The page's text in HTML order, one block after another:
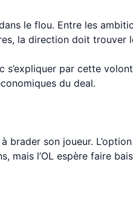
le flou. Entre les
la direction doit trouver
s’expliquer par cette
du deal.
brader son joueur.
mais l’OL espère faire